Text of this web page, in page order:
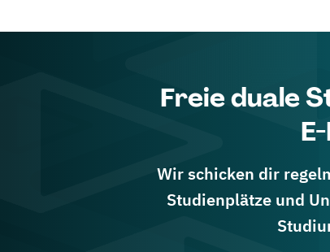
Freie duale
Wir schicken dir
Studienplätze und